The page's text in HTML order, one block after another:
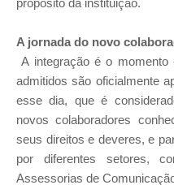
propósito da instituição.
A jornada do novo
A integração é o
admitidos são oficialmente
esse dia, que é
novos colaboradores
seus direitos e deveres, e
por diferentes setores,
Assessorias de